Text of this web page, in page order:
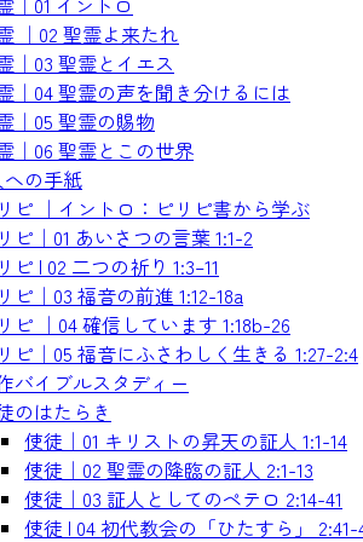
｜02 聖霊よ来たれ
｜03 聖霊とイエス
｜04 聖霊の声を聞き分けるには
｜05 聖霊の賜物
｜06 聖霊とこの世界
への手紙
ピ ｜イントロ：ピリピ書から学ぶ
ピ｜01 あいさつの言葉 1:1-2
ピ | 02 二つの祈り 1:3–11
ピ｜03 福音の前進 1:12-18a
ピ ｜04 確信しています 1:18b-26
ピ｜05 福音にふさわしく生きる 1:27-2:4
バイブルスタディー
のはたらき
使徒｜01 キリストの昇天の証人 1:1-14
使徒｜02 聖霊の降臨の証人 2:1-13
使徒｜03 証人としてのペテロ 2:14-41
使徒 | 04 初代教会の「ひたすら」 2:41-